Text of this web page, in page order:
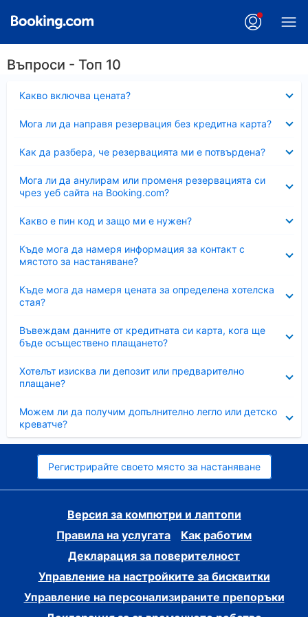
Въпроси - Топ 10
Какво включва цената?
Мога ли да направя резервация без кредитна карта?
Как да разбера, че резервацията ми е потвърдена?
Мога ли да анулирам или променя резервацията си
чрез уеб сайта на Booking.com?
Какво е пин код и защо ми е нужен?
Къде мога да намеря информация за контакт с
мястото за настаняване?
Къде мога да намеря цената за определена хотелска
стая?
Въвеждам данните от кредитната си карта, кога ще
бъде осъществено плащането?
Хотелът изисква ли депозит или предварително
плащане?
Можем ли да получим допълнително легло или детско
креватче?
Регистрирайте своето място за настаняване
Версия за компютри и лаптопи
Правила на услугата
Как работим
Декларация за поверителност
Управление на настройките за бисквитки
Управление на персонализираните препоръки